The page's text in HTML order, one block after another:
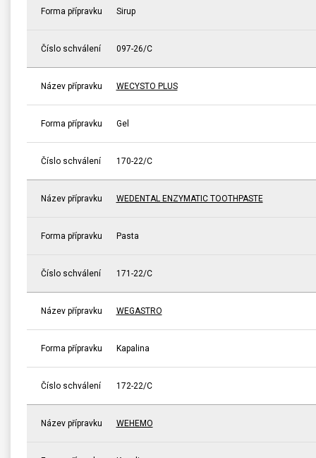
Forma přípravku Sirup
Číslo schválení 097-26/C
Název přípravku WECYSTO PLUS
Forma přípravku Gel
Číslo schválení 170-22/C
Název přípravku WEDENTAL ENZYMATIC TOOTHPASTE
Forma přípravku Pasta
Číslo schválení 171-22/C
Název přípravku WEGASTRO
Forma přípravku Kapalina
Číslo schválení 172-22/C
Název přípravku WEHEMO